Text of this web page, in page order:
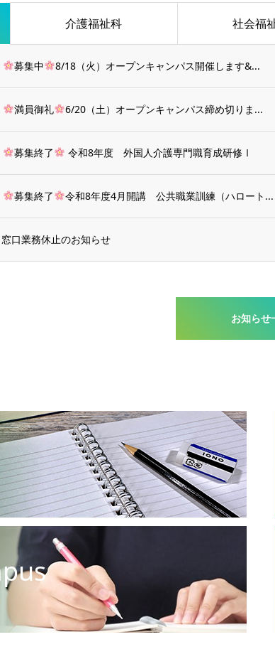
介護福祉科 社会福
募集中 8/18（火）オープンキャンパス開催します&...
満員御礼 6/20（土）オープンキャンパス締め切りま...
募集終了 令和8年度 外国人介護専門職育成研修Ⅰ
募集終了 令和8年度4月開講 公共職業訓練（ハロート...
口業務休止のお知らせ
お知らせ